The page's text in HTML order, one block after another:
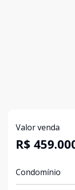
Valor venda
R$
Condomínio